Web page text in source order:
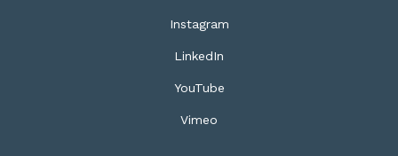
Instagram
LinkedIn
YouTube
Vimeo